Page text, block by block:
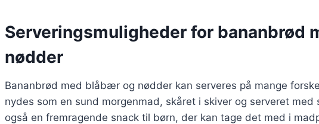
Serveringsmuligheder for bananbrød
nødder
Bananbrød med blåbær og nødder kan serveres på mange
nydes som en sund morgenmad, skåret i skiver og serveret med
også en fremragende snack til børn, der kan tage det med i